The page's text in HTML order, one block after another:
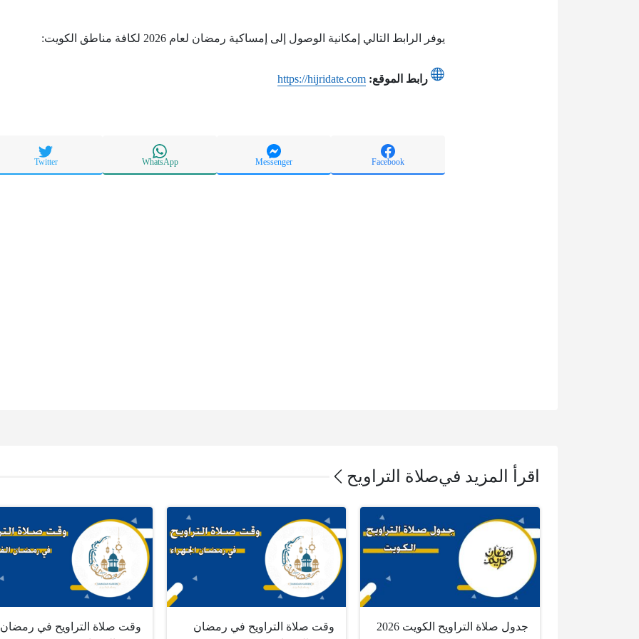
يوفر الرابط التالي إمكانية الوصول إلى إمساكية رمضان لعام 2026 لكافة مناطق الكويت:
رابط الموقع: https://hijridate.com
Facebook
Messenger
WhatsApp
Twitter
اقرأ المزيد فيصلاة التراويح
جدول صلاة التراويح الكويت 2026
وقت صلاة التراويح في رمضان
وقت صلاة التراويح في رمضان